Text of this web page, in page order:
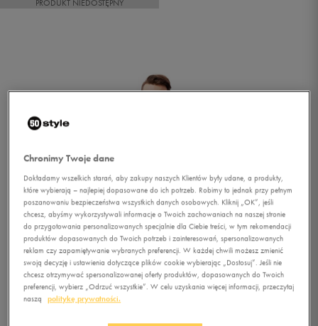
PRODUKT NIEDOSTĘPNY
Chronimy Twoje dane
Dokładamy wszelkich starań, aby zakupy naszych Klientów były udane, a produkty,
które wybierają – najlepiej dopasowane do ich potrzeb. Robimy to jednak przy pełnym
poszanowaniu bezpieczeństwa wszystkich danych osobowych. Kliknij „OK”, jeśli
chcesz, abyśmy wykorzystywali informacje o Twoich zachowaniach na naszej stronie
do przygotowania personalizowanych specjalnie dla Ciebie treści, w tym rekomendacji
produktów dopasowanych do Twoich potrzeb i zainteresowań, spersonalizowanych
reklam czy zapamiętywanie wybranych preferencji. W każdej chwili możesz zmienić
swoją decyzję i ustawienia dotyczące plików cookie wybierając „Dostosuj”. Jeśli nie
chcesz otrzymywać spersonalizowanej oferty produktów, dopasowanych do Twoich
preferencji, wybierz „Odrzuć wszystkie”. W celu uzyskania więcej informacji, przeczytaj
naszą
politykę prywatności.